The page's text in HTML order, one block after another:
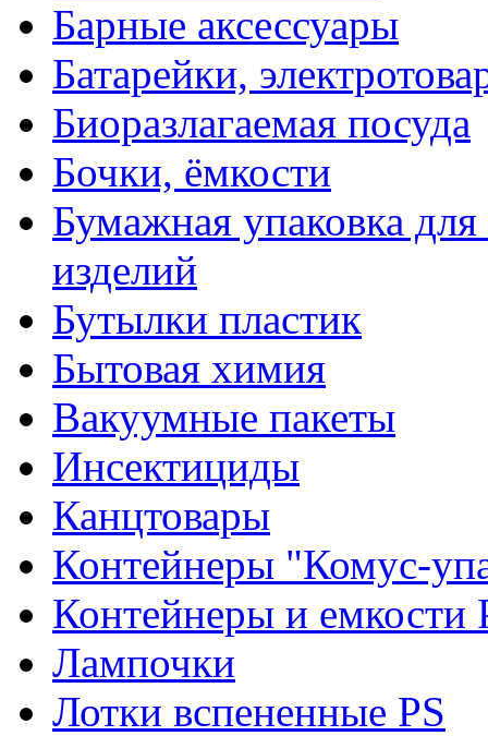
Барные аксессуары
Батарейки,
Биоразлагаемая посуда
Бочки, ёмкости
Бумажная упаковка
изделий
Бутылки пластик
Бытовая химия
Вакуумные пакеты
Инсектициды
Канцтовары
Контейнеры "Комус-
Контейнеры и емкости
Лампочки
Лотки вспененные PS